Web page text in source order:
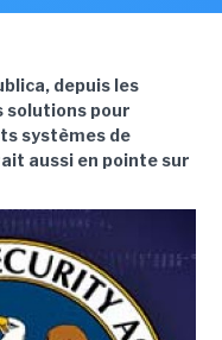
depuis les
solutions pour
systèmes de
aussi en pointe sur